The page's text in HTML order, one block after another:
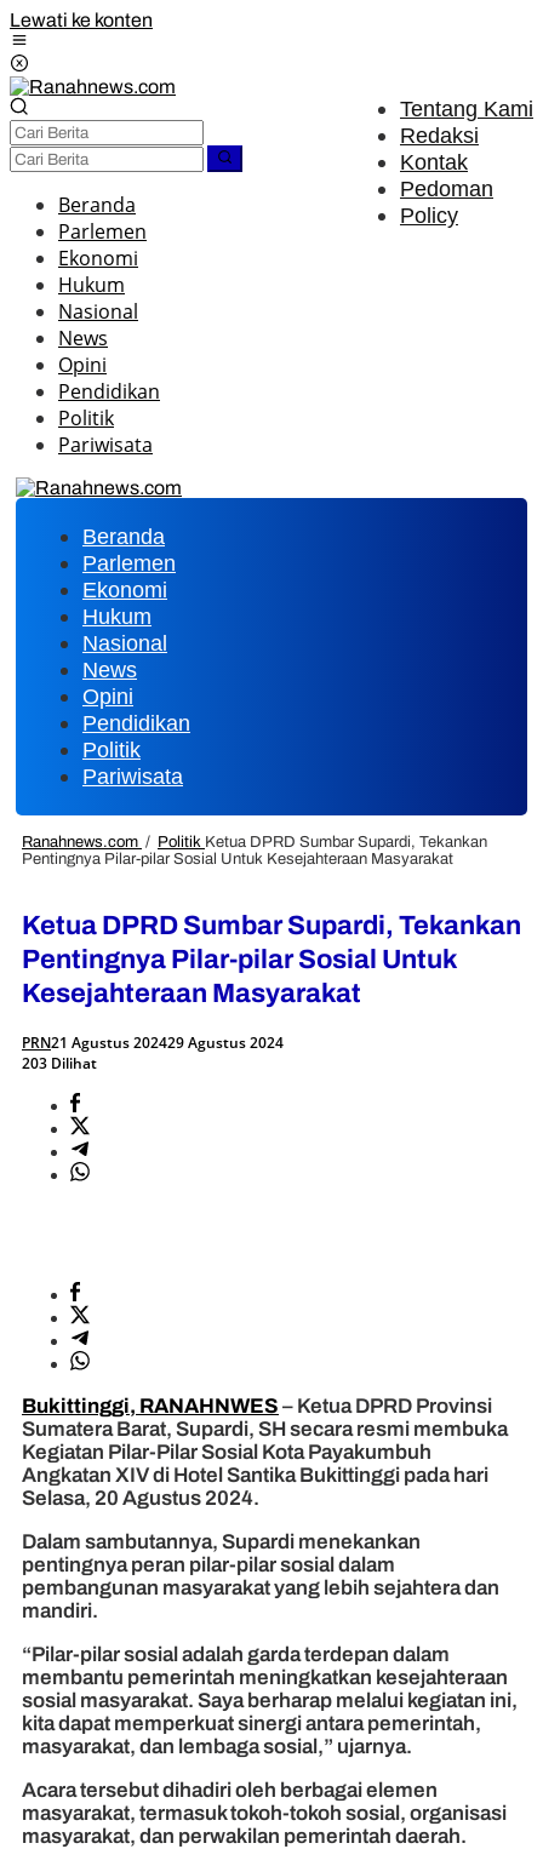
Lewati ke konten
Tentang Kami
Redaksi
Kontak
Pedoman
Policy
Beranda
Parlemen
Ekonomi
Hukum
Nasional
News
Opini
Pendidikan
Politik
Pariwisata
Beranda
Parlemen
Ekonomi
Hukum
Nasional
News
Opini
Pendidikan
Politik
Pariwisata
Ranahnews.com / Politik Ketua DPRD Sumbar Supardi, Tekankan
Pentingnya Pilar-pilar Sosial Untuk Kesejahteraan Masyarakat
Ketua DPRD Sumbar Supardi, Tekankan
Pentingnya Pilar-pilar Sosial Untuk
Kesejahteraan Masyarakat
PRN21 Agustus 202429 Agustus 2024
203 Dilihat
Bukittinggi, RANAHNWES – Ketua DPRD Provinsi
Sumatera Barat, Supardi, SH secara resmi membuka
Kegiatan Pilar-Pilar Sosial Kota Payakumbuh
Angkatan XIV di Hotel Santika Bukittinggi pada hari
Selasa, 20 Agustus 2024.
Dalam sambutannya, Supardi menekankan
pentingnya peran pilar-pilar sosial dalam
pembangunan masyarakat yang lebih sejahtera dan
mandiri.
“Pilar-pilar sosial adalah garda terdepan dalam
membantu pemerintah meningkatkan kesejahteraan
sosial masyarakat. Saya berharap melalui kegiatan ini,
kita dapat memperkuat sinergi antara pemerintah,
masyarakat, dan lembaga sosial,” ujarnya.
Acara tersebut dihadiri oleh berbagai elemen
masyarakat, termasuk tokoh-tokoh sosial, organisasi
masyarakat, dan perwakilan pemerintah daerah.